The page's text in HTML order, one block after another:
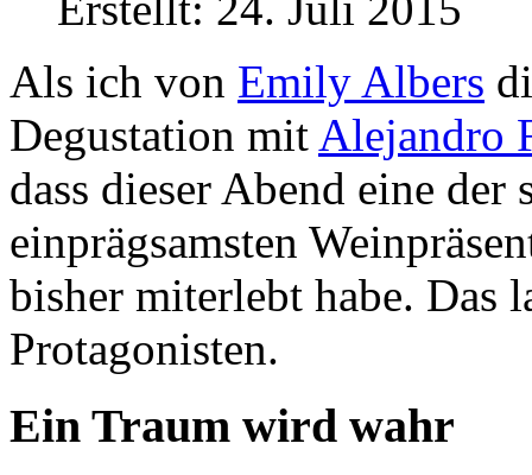
Als ich von Emily Albers
Degustation mit Alejandro
dass dieser Abend eine
einprägsamsten
bisher miterlebt habe. Das
Protagonisten.
Ein Traum wird wahr